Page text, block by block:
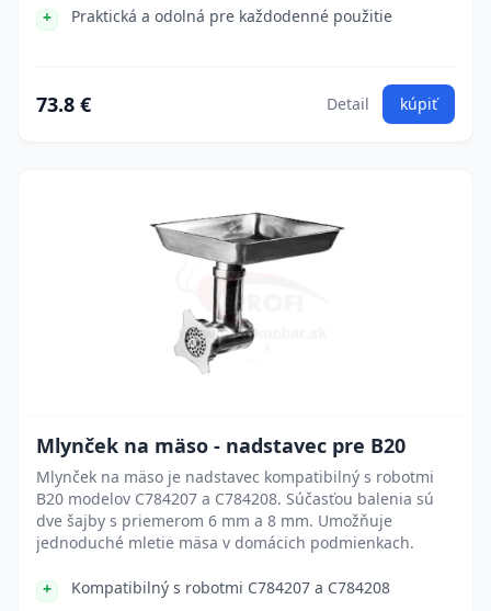
Praktická a odolná pre každodenné použitie
73.8 € Detail kúpiť
Mlynček na mäso - nadstavec pre B20
Mlynček na mäso je nadstavec kompatibilný s robotmi
B20 modelov C784207 a C784208. Súčasťou balenia sú
dve šajby s priemerom 6 mm a 8 mm. Umožňuje
jednoduché mletie mäsa v domácich podmienkach.
Kompatibilný s robotmi C784207 a C784208